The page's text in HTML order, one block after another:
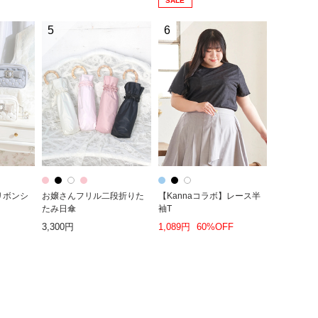
ボンシ
5
お嬢さんフリル二段折りた
たみ日傘
3,300円
6
【Kannaコラボ】レース半
袖T
1,089円 60%OFF